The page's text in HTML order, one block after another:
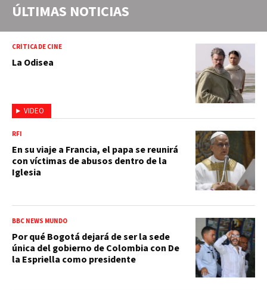
ÚLTIMAS NOTICIAS
VIDEO
CRÍTICA DE CINE
La Odisea
RFI
En su viaje a Francia, el papa se reunirá
con víctimas de abusos dentro de la
Iglesia
BBC NEWS MUNDO
Por qué Bogotá dejará de ser la sede
única del gobierno de Colombia con De
la Espriella como presidente